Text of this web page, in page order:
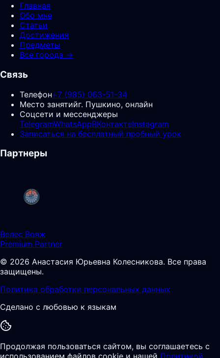
Главная
Обо мне
Статьи
Достижения
Предметы
Все города →
Связь
Телефон+7 (985) 063-51-34
Место занятийг. Пушкино, онлайн
Соцсети и мессенджеры
TelegramWhatsAppВКонтактеInstagram
Записаться на бесплатный пробный урок
Партнеры
Велес Вояж
Premium Partner
© 2026 Анастасия Юрьевна Колесникова. Все права
защищены.
Политика обработки персональных данных
Сделано с любовью к языкам
Продолжая пользоваться сайтом, вы соглашаетесь с
использованием файлов cookie и нашей Политикой